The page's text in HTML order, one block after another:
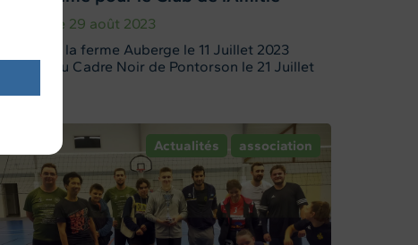
Publié le 29 août 2023
Repas à la ferme Auberge le 11 Juillet 2023
Sortie au Cadre Noir de Pontorson le 21 Juillet
Actualités association